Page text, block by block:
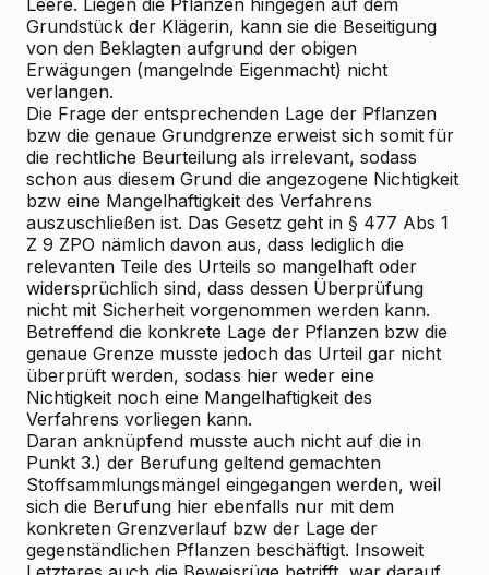
Leere. Liegen die Pflanzen hingegen auf dem
Grundstück der Klägerin, kann sie die Beseitigung
von den Beklagten aufgrund der obigen
Erwägungen (mangelnde Eigenmacht) nicht
verlangen.
Die Frage der entsprechenden Lage der Pflanzen
bzw die genaue Grundgrenze erweist sich somit für
die rechtliche Beurteilung als irrelevant, sodass
schon aus diesem Grund die angezogene Nichtigkeit
bzw eine Mangelhaftigkeit des Verfahrens
auszuschließen ist. Das Gesetz geht in § 477 Abs 1
Z 9 ZPO nämlich davon aus, dass lediglich die
relevanten Teile des Urteils so mangelhaft oder
widersprüchlich sind, dass dessen Überprüfung
nicht mit Sicherheit vorgenommen werden kann.
Betreffend die konkrete Lage der Pflanzen bzw die
genaue Grenze musste jedoch das Urteil gar nicht
überprüft werden, sodass hier weder eine
Nichtigkeit noch eine Mangelhaftigkeit des
Verfahrens vorliegen kann.
Daran anknüpfend musste auch nicht auf die in
Punkt 3.) der Berufung geltend gemachten
Stoffsammlungsmängel eingegangen werden, weil
sich die Berufung hier ebenfalls nur mit dem
konkreten Grenzverlauf bzw der Lage der
gegenständlichen Pflanzen beschäftigt. Insoweit